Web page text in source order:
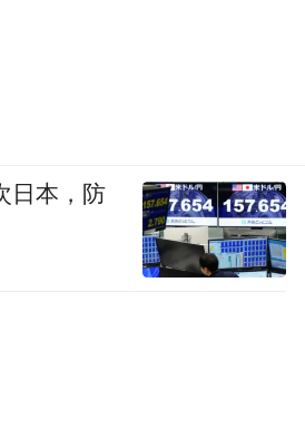
日本，防